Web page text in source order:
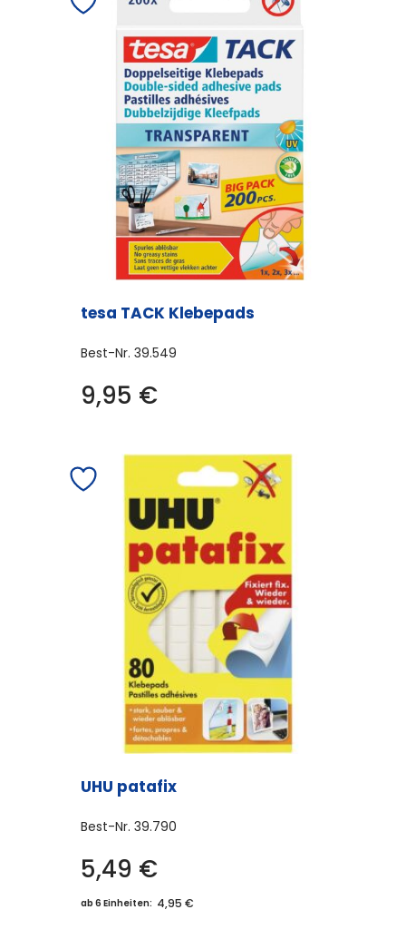
tesa TACK Klebepads
Best-Nr. 39.549
9,95 €
UHU patafix
Best-Nr. 39.790
5,49 €
ab 6 Einheiten: 4,95 €